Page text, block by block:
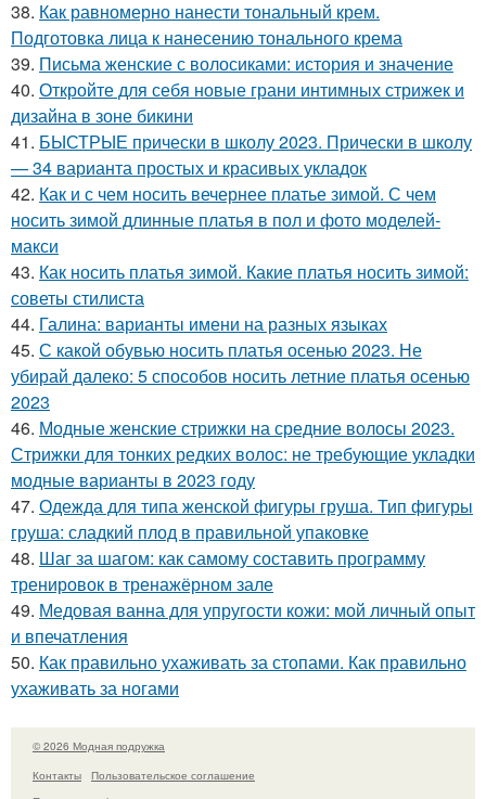
38. Как равномерно нанести тональный крем.
Подготовка лица к нанесению тонального крема
39. Письма женские с волосиками: история и значение
40. Откройте для себя новые грани интимных стрижек и
дизайна в зоне бикини
41. БЫСТРЫЕ прически в школу 2023. Прически в школу
— 34 варианта простых и красивых укладок
42. Как и с чем носить вечернее платье зимой. С чем
носить зимой длинные платья в пол и фото моделей-
макси
43. Как носить платья зимой. Какие платья носить зимой:
советы стилиста
44. Галина: варианты имени на разных языках
45. С какой обувью носить платья осенью 2023. Не
убирай далеко: 5 способов носить летние платья осенью
2023
46. Модные женские стрижки на средние волосы 2023.
Стрижки для тонких редких волос: не требующие укладки
модные варианты в 2023 году
47. Одежда для типа женской фигуры груша. Тип фигуры
груша: сладкий плод в правильной упаковке
48. Шаг за шагом: как самому составить программу
тренировок в тренажёрном зале
49. Медовая ванна для упругости кожи: мой личный опыт
и впечатления
50. Как правильно ухаживать за стопами. Как правильно
ухаживать за ногами
© 2026 Модная подружка
Контакты
Пользовательское соглашение